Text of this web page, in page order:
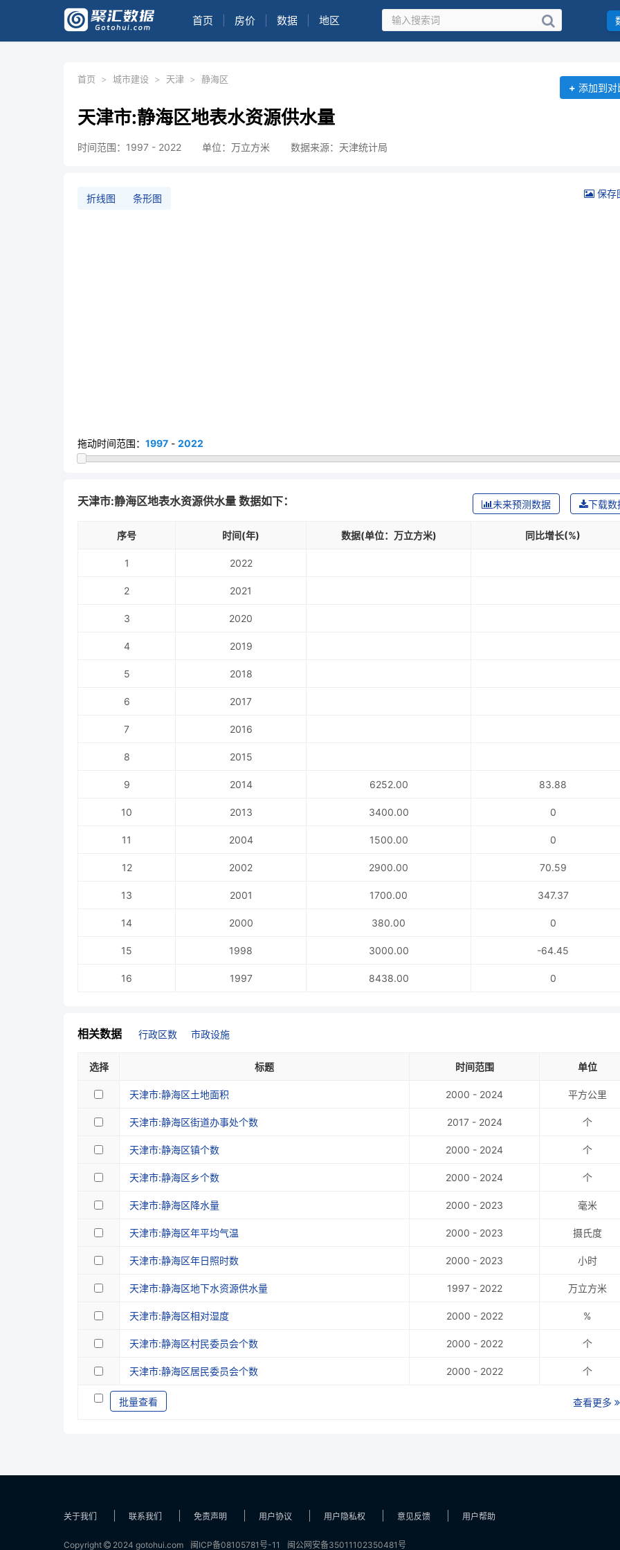
首页 房价 数据 地区
首页 > 城市建设 > 天津 > 静海区
天津市:静海区地表水资源供水量
时间范围：1997 - 2022 单位：万立方米 数据来源：天津统计局
+ 添加到对
折线图 条形图 保存
拖动时间范围： 1997 - 2022
天津市:静海区地表水资源供水量 数据如下： 下载数
未来预测数据
序号 时间(年) 数据(单位：万立方米) 同比增长(%)
1 2022
2 2021
3 2020
4 2019
5 2018
6 2017
7 2016
8 2015
9 2014 6252.00 83.88
10 2013 3400.00 0
11 2004 1500.00 0
12 2002 2900.00 70.59
13 2001 1700.00 347.37
14 2000 380.00 0
15 1998 3000.00 -64.45
16 1997 8438.00 0
相关数据 行政区数 市政设施
选择 标题 时间范围 单位
天津市:静海区土地面积 2000 - 2024 平方公里
天津市:静海区街道办事处个数 2017 - 2024 个
天津市:静海区镇个数 2000 - 2024 个
天津市:静海区乡个数 2000 - 2024 个
天津市:静海区降水量 2000 - 2023 毫米
天津市:静海区年平均气温 2000 - 2023 摄氏度
天津市:静海区年日照时数 2000 - 2023 小时
天津市:静海区地下水资源供水量 1997 - 2022 万立方米
天津市:静海区相对湿度 2000 - 2022 %
天津市:静海区村民委员会个数 2000 - 2022 个
天津市:静海区居民委员会个数 2000 - 2022 个
批量查看 查看更多
关于我们 联系我们 免责声明 用户协议 用户隐私权 意见反馈 用户帮助
Copyright 2024 gotohui.com 闽ICP备08105781号-11 闽公网安备35011102350481号